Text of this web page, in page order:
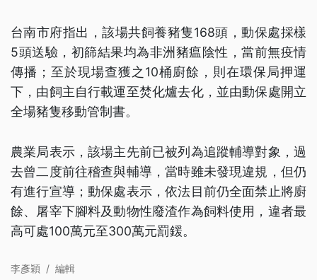
台南市府指出，該場共飼養豬隻168頭，動保處採樣
5頭送驗，初篩結果均為非洲豬瘟陰性，當前無疫情
傳播；至於現場查獲之10桶廚餘，則在環保局押運
下，由飼主自行載運至焚化爐去化，並由動保處開立
全場豬隻移動管制書。
農業局表示，該場主先前已被列為追蹤輔導對象，過
去曾二度前往稽查與輔導，當時雖未發現違規，但仍
有進行宣導；動保處表示，依法目前仍全面禁止將廚
餘、屠宰下腳料及動物性廢渣作為飼料使用，違者最
高可處100萬元至300萬元罰鍰。
李彥穎 / 編輯